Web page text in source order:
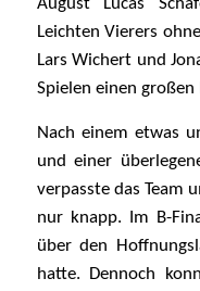
August Lucas
Leichten Vierers
Lars Wichert und
Spielen einen großen
Nach einem etwas
und einer
verpasste das Team
nur knapp. Im B-
über den
hatte. Dennoch